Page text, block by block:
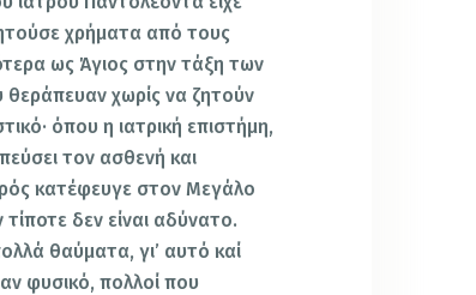
χρήματα από τους
ως Άγιος στην τάξη των
χωρίς να ζητούν
όπου η ιατρική επιστήμη,
τον ασθενή και
κατέφευγε στον Μεγάλο
δεν είναι αδύνατο.
θαύματα, γι’ αυτό καί
φυσικό, πολλοί που